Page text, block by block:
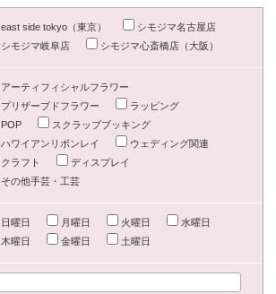
east side tokyo（東京）
シモジマ名古屋店
シモジマ岐阜店
シモジマ心斎橋店（大阪）
アーティフィシャルフラワー
プリザーブドフラワー
ラッピング
POP
スクラップブッキング
ハワイアンリボンレイ
ウェディング関連
クラフト
ディスプレイ
その他手芸・工芸
日曜日 月曜日 火曜日
水曜日
木曜日
金曜日 土曜日